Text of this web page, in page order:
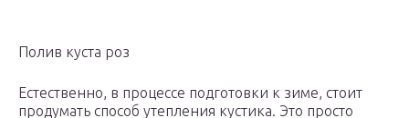
Полив куста роз
Естественно, в процессе подготовки к зиме, стоит
продумать способ утепления кустика. Это просто